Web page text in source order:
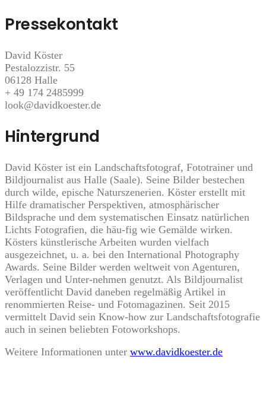
Pressekontakt
David Köster
Pestalozzistr. 55
06128 Halle
+ 49 174 2485999
look@davidkoester.de
Hintergrund
David Köster ist ein Landschaftsfotograf, Fototrainer und
Bildjournalist aus Halle (Saale). Seine Bilder bestechen
durch wilde, epische Naturszenerien. Köster erstellt mit
Hilfe dramatischer Perspektiven, atmosphärischer
Bildsprache und dem systematischen Einsatz natürlichen
Lichts Fotografien, die häu-fig wie Gemälde wirken.
Kösters künstlerische Arbeiten wurden vielfach
ausgezeichnet, u. a. bei den International Photography
Awards. Seine Bilder werden weltweit von Agenturen,
Verlagen und Unter-nehmen genutzt. Als Bildjournalist
veröffentlicht David daneben regelmäßig Artikel in
renommierten Reise- und Fotomagazinen. Seit 2015
vermittelt David sein Know-how zur Landschaftsfotografie
auch in seinen beliebten Fotoworkshops.
Weitere Informationen unter www.davidkoester.de